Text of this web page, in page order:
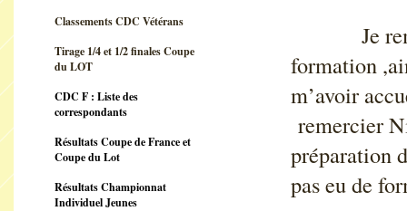
Classements CDC Vétérans
Tirage 1/4 et 1/2 finales Coupe
du LOT
CDC F : Liste des
correspondants
Résultats Coupe de France et
Coupe du Lot
Résultats Championnat
Individuel Jeunes
Je
formation
m’avoir
remercier
préparation
pas eu de